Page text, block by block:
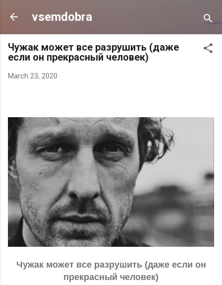
Skip to main content
vsemdobra
Чужак может все разрушить (даже
если он прекрасный человек)
March 23, 2020
Чужак может все разрушить (даже если он
прекрасный человек)